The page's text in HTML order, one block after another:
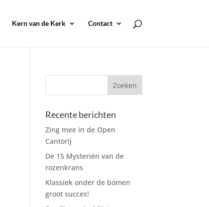
Kern van de Kerk Contact
Recente berichten
Zing mee in de Open
Cantorij
De 15 Mysteriën van de
rozenkrans
Klassiek onder de bomen
groot succes!